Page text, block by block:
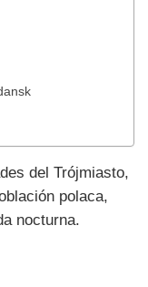
del Trójmiasto,
polaca,
nocturna.